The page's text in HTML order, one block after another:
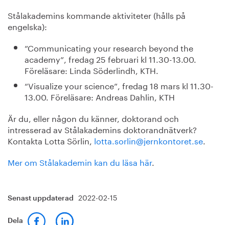
Stålakademins kommande aktiviteter (hålls på
engelska):
”Communicating your research beyond the
academy”, fredag 25 februari kl 11.30-13.00.
Föreläsare: Linda Söderlindh, KTH.
“Visualize your science”, fredag 18 mars kl 11.30-
13.00. Föreläsare: Andreas Dahlin, KTH
Är du, eller någon du känner, doktorand och
intresserad av Stålakademins doktorandnätverk?
Kontakta Lotta Sörlin, lotta.sorlin@jernkontoret.se.
Mer om Stålakademin kan du läsa här.
Senast uppdaterad 2022-02-15
Dela